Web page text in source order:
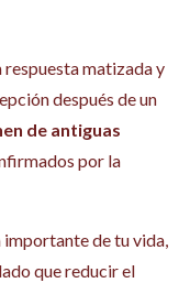
matizada y
después de un
de antiguas
por la
importante de tu vida,
que reducir el